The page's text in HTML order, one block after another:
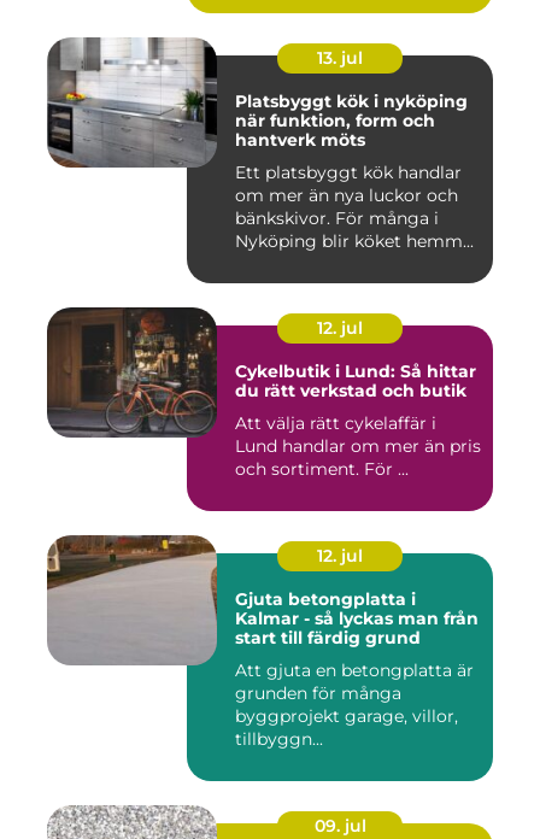
13. jul
Platsbyggt kök i nyköping
när funktion, form och
hantverk möts
Ett platsbyggt kök handlar
om mer än nya luckor och
bänkskivor. För många i
Nyköping blir köket hemm...
12. jul
Cykelbutik i Lund: Så hittar
du rätt verkstad och butik
Att välja rätt cykelaffär i
Lund handlar om mer än pris
och sortiment. För ...
12. jul
Gjuta betongplatta i
Kalmar - så lyckas man från
start till färdig grund
Att gjuta en betongplatta är
grunden för många
byggprojekt garage, villor,
tillbyggn...
09. jul